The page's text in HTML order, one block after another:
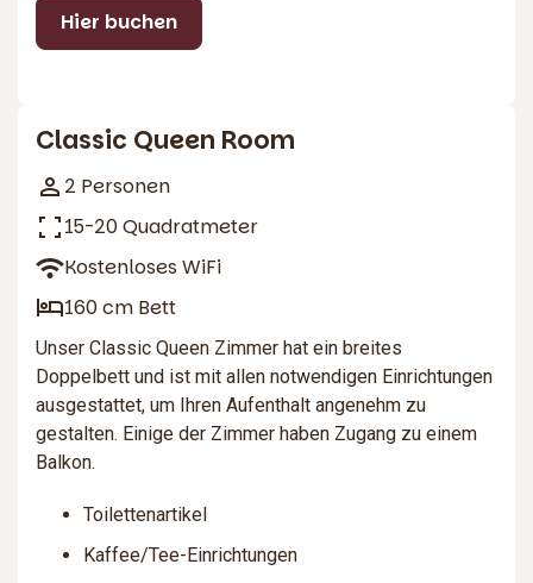
Hier buchen
Classic Queen Room
2 Personen
15-20 Quadratmeter
Kostenloses WiFi
160 cm Bett
Unser Classic Queen Zimmer hat ein breites
Doppelbett und ist mit allen notwendigen Einrichtungen
ausgestattet, um Ihren Aufenthalt angenehm zu
gestalten. Einige der Zimmer haben Zugang zu einem
Balkon.
Toilettenartikel
Kaffee/Tee-Einrichtungen